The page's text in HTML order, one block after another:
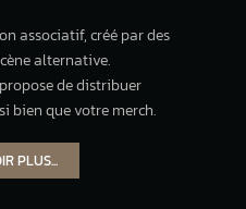
associatif, créé par des
alternative.
de distribuer
bien que votre merch.
PLUS...